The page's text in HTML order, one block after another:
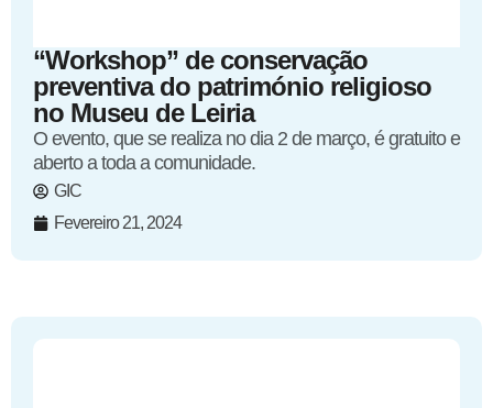
“Workshop” de conservação
preventiva do património religioso
no Museu de Leiria
O evento, que se realiza no dia 2 de março, é gratuito e
aberto a toda a comunidade.
GIC
Fevereiro 21, 2024